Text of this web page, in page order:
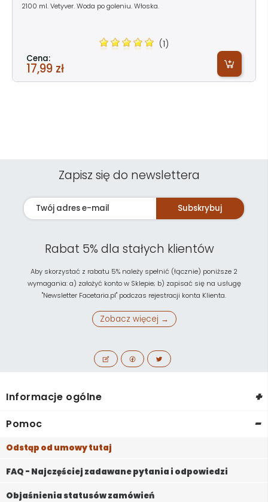
2100 ml. Vetyver. Woda po goleniu. Włoska.
(1)
Cena:
17,99 zł
Zapisz się do newslettera
Subskrybuj
Rabat 5% dla stałych klientów
Aby skorzystać z rabatu 5% należy spełnić (łącznie) poniższe 2
wymagania: a) założyć konto w Sklepie; b) zapisać się na usługę
"Newsletter Facetaria.pl" podczas rejestracji konta Klienta.
Zobacz więcej →
Informacje ogólne +
Pomoc -
Odstąp od umowy tutaj
FAQ - Najczęściej zadawane pytania i odpowiedzi
Objaśnienia statusów zamówień